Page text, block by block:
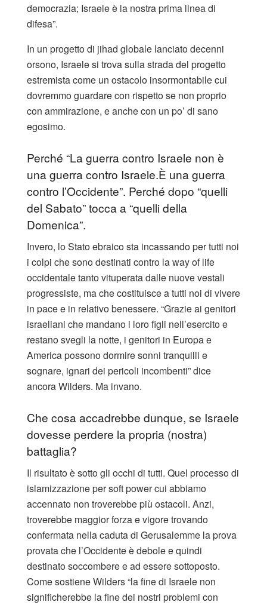
democrazia; Israele è la nostra prima linea di
difesa”.
In un progetto di jihad globale lanciato decenni
orsono, Israele si trova sulla strada del progetto
estremista come un ostacolo insormontabile cui
dovremmo guardare con rispetto se non proprio
con ammirazione, e anche con un po’ di sano
egosimo.
Perché “La guerra contro Israele non è
una guerra contro Israele.È una guerra
contro l’Occidente”. Perché dopo “quelli
del Sabato” tocca a “quelli della
Domenica”.
Invero, lo Stato ebraico sta incassando per tutti noi
i colpi che sono destinati contro la way of life
occidentale tanto vituperata dalle nuove vestali
progressiste, ma che costituisce a tutti noi di vivere
in pace e in relativo benessere. “Grazie ai genitori
israeliani che mandano i loro figli nell’esercito e
restano svegli la notte, i genitori in Europa e
America possono dormire sonni tranquilli e
sognare, ignari dei pericoli incombenti” dice
ancora Wilders. Ma invano.
Che cosa accadrebbe dunque, se Israele
dovesse perdere la propria (nostra)
battaglia?
Il risultato è sotto gli occhi di tutti. Quel processo di
islamizzazione per soft power cui abbiamo
accennato non troverebbe più ostacoli. Anzi,
troverebbe maggior forza e vigore trovando
confermata nella caduta di Gerusalemme la prova
provata che l’Occidente è debole e quindi
destinato soccombere e ad essere sottoposto.
Come sostiene Wilders “la fine di Israele non
significherebbe la fine dei nostri problemi con